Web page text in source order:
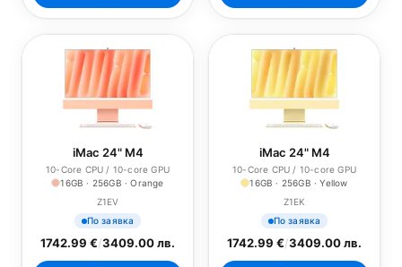
iMac 24" M4
10-Core CPU / 10-core GPU
16GB · 256GB · Orange
Z1EV
По заявка
1742.99 €/3409.00 лв.
iMac 24" M4
10-Core CPU / 10-core GPU
16GB · 256GB · Yellow
Z1EK
По заявка
1742.99 €/3409.00 лв.